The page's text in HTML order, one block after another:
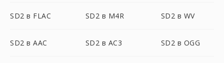
SD2 в FLAC SD2 в M4R SD2 в WV
SD2 в AAC SD2 в AC3 SD2 в OGG